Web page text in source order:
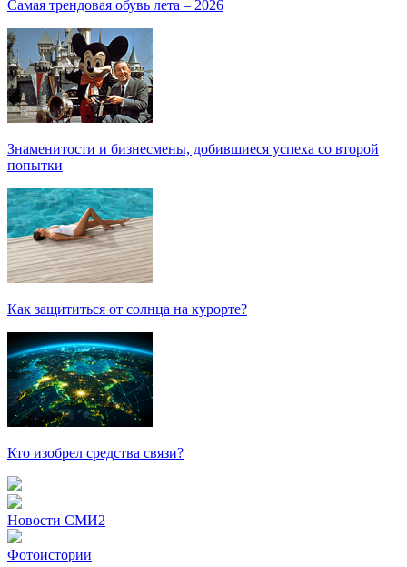
Самая трендовая обувь лета – 2026
Знаменитости и бизнесмены, добившиеся успеха со второй
попытки
Как защититься от солнца на курорте?
Кто изобрел средства связи?
Новости СМИ2
Фотоистории